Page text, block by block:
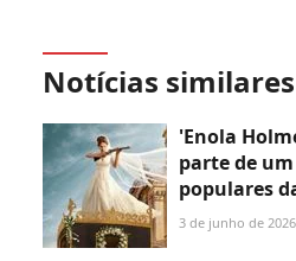
Notícias similares
'Enola
parte de
populares
data de
3 de junho de 2026